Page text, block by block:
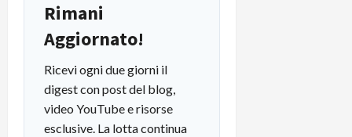
Rimani
Aggiornato!
Ricevi ogni due giorni il
digest con post del blog,
video YouTube e risorse
esclusive. La lotta continua